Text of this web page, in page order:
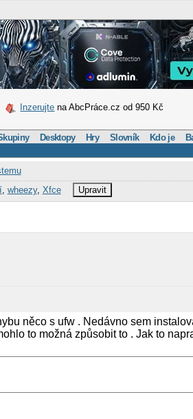
Inzerujte na AbcPráce.cz od 950 Kč
Desktopy Hry Slovník Kdo je
, wheezy, Xfce Upravit
něco s ufw . Nedávno sem
to možná způsobit to . Jak to